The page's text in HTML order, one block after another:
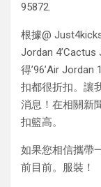
95872.
根據@
Jordan 4’Cactus
得’96’Air Jordan
扣都很折扣。讓
消息！在相關新
扣籃高。
如果您相信攜帶
前目前。服裝！